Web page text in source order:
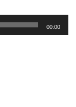
00:00